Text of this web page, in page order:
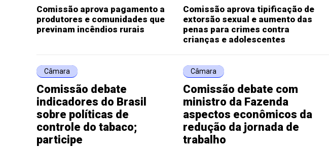
Comissão aprova pagamento a
produtores e comunidades que
previnam incêndios rurais
Comissão aprova tipificação de
extorsão sexual e aumento das
penas para crimes contra
crianças e adolescentes
Câmara
Comissão debate
indicadores do Brasil
sobre políticas de
controle do tabaco;
participe
Câmara
Comissão debate com
ministro da Fazenda
aspectos econômicos da
redução da jornada de
trabalho